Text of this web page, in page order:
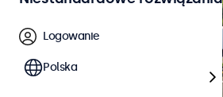
Logowanie
Polska